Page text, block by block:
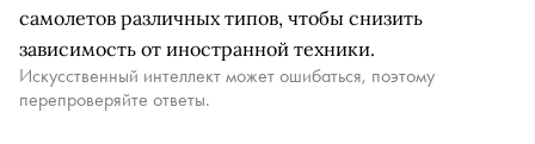
самолетов различных типов, чтобы снизить
зависимость от иностранной техники.
Искусственный интеллект может ошибаться, поэтому
перепроверяйте ответы.